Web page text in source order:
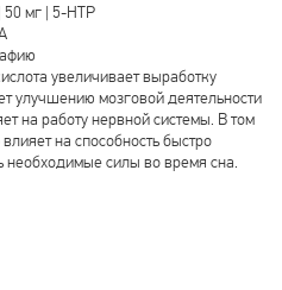
50 мг | 5-HTP
увеличивает выработку
улучшению мозговой деятельности
на работу нервной системы. В том
на способность быстро
необходимые силы во время сна.